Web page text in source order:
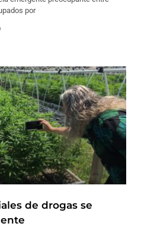
por
de drogas se